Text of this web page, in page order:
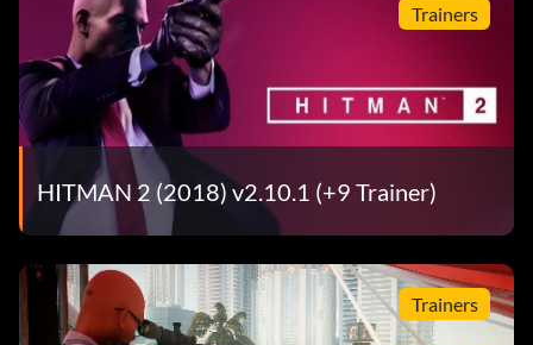
Trainers
HITMAN 2 (2018) v2.10.1 (+9 Trainer)
Trainers